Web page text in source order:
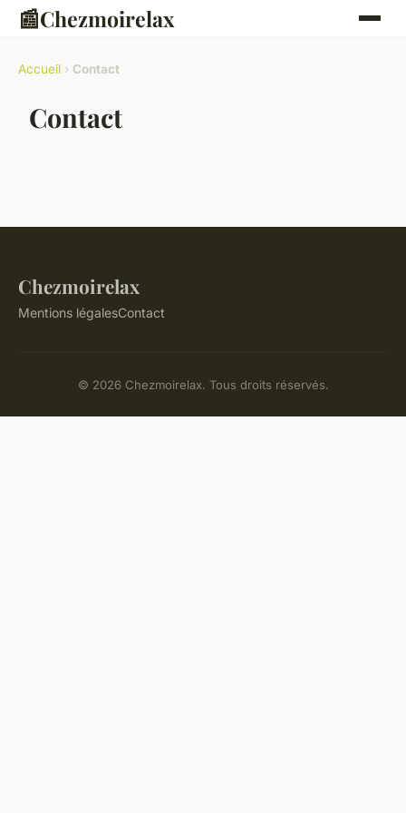
📰Chezmoirelax
Accueil › Contact
Contact
Chezmoirelax
Mentions légalesContact
© 2026 Chezmoirelax. Tous droits réservés.